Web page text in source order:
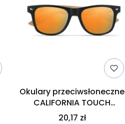
Okulary przeciwsłoneczne
CALIFORNIA TOUCH
MO9617-10
20,17 zł